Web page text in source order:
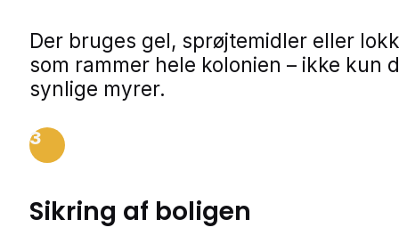
Der bruges gel, sprøjtemidler eller
som rammer hele kolonien – ikke kun
synlige myrer.
3
Sikring af boligen